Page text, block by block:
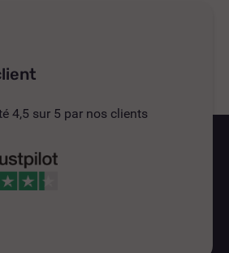
4,5 sur 5 par nos clients